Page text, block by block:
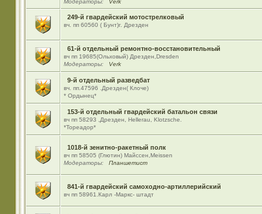
Модераторы: Verk
249-й гвардейский мотострелковый
вч. пп 60560 ( Бунт)г. Дрезден
61-й отдельный ремонтно-восстановительный
вч пп 19685(Ольховый) Дрезден,Dresden
Модераторы:
Verk
9-й отдельный разведбат
вч. пп.47596 .Дрезден( Клоче)
* Ордынец*
153-й отдельный гвардейский батальон связи
вч пп 58293 ,Дрезден, Hellerau, Klotzsche.
*Тореадор*
1018-й зенитно-ракетный полк
вч пп 58505 (Глютин) Майсcен,Meissen
Модераторы:
Планшетист
841-й гвардейский самоходно-артиллерийский
вч пп 58961.Карл -Маркс- штадт